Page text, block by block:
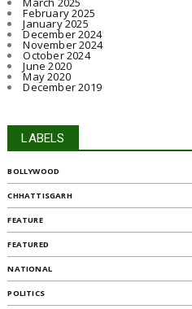
February 2025
January 2025
December 2024
November 2024
October 2024
June 2020
May 2020
December 2019
LABELS
BOLLYWOOD
CHHATTISGARH
FEATURE
FEATURED
NATIONAL
POLITICS